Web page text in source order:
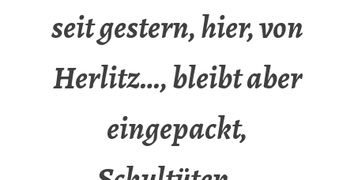
seit gestern, hier, von
Herlitz…, bleibt aber
eingepackt,